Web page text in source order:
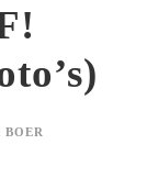
BOER